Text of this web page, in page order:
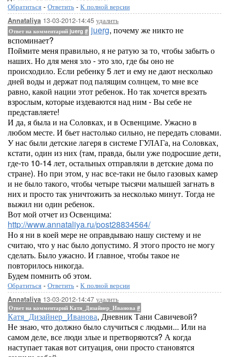
Обратиться - Ответить - К полной версии
Annataliya 13-03-2012-14:45 удалить
Ответ на комментарий juerg # juerg, почему же никто не
вспоминает?
Поймите меня правильно, я не ратую за то, чтобы забыть о
наших. Но для меня зло - это зло, где бы оно не
происходило. Если ребенку 5 лет и ему не дают несколько
дней воды и держат под палящим солнцем, то мне все
равно, какой нации этот ребенок. Но так хочется врезать
взрослым, которые издеваются над ним - Вы себе не
представляете!
И да, я была и на Соловках, и в Освенциме. Ужасно в
любом месте. И бьет настолько сильно, не передать словами.
У нас были детские лагеря в системе ГУЛАГа, на Соловках,
кстати, один из них (там, правда, были уже подросшие дети,
где-то 10-14 лет, остальных отправляли в детские дома по
стране). Но при этом, у нас все-таки не было газовых камер
и не было такого, чтобы четыре тысячи малышей загнать в
них и просто так уничтожить за несколько минут. Тогда не
выжил ни один ребенок.
Вот мой отчет из Освенцима:
http://www.annataliya.ru/post28834564/
Но я ни в коей мере не оправдываю нашу систему и не
считаю, что у нас было допустимо. Я этого просто не могу
сделать. Было ужасно. И главное, чтобы такое не
повторилось никогда.
Будем помнить об этом.
Обратиться - Ответить - К полной версии
Annataliya 13-03-2012-14:47 удалить
Ответ на комментарий Катя_Дизайнер_Иванова #
Катя_Дизайнер_Иванова, Дневник Тани Савичевой?
Не знаю, что должно было случиться с людьми... Или на
самом деле, все люди злые и претворяются? А когда
наступает такая вот ситуация, они просто становятся